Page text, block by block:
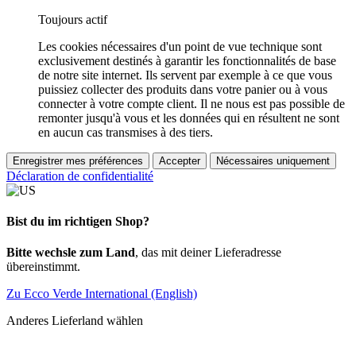
Toujours actif
Les cookies nécessaires d'un point de vue technique sont
exclusivement destinés à garantir les fonctionnalités de base
de notre site internet. Ils servent par exemple à ce que vous
puissiez collecter des produits dans votre panier ou à vous
connecter à votre compte client. Il ne nous est pas possible de
remonter jusqu'à vous et les données qui en résultent ne sont
en aucun cas transmises à des tiers.
Enregistrer mes préférences Accepter Nécessaires uniquement
Déclaration de confidentialité
Bist du im richtigen Shop?
Bitte wechsle zum Land, das mit deiner Lieferadresse
übereinstimmt.
Zu Ecco Verde International (English)
Anderes Lieferland wählen